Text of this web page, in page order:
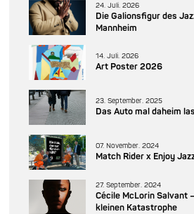
24. Juli. 2026
Die Galionsfigur des
Mannheim
14. Juli. 2026
Art Poster 2026
23. September. 2025
Das Auto mal daheim
07. November. 2024
Match Rider x Enjoy
27. September. 2024
Cécile McLorin Salvant
kleinen Katastrophe